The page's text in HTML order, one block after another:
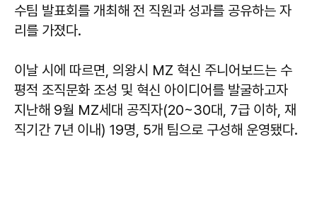
수팀 발표회를 개최해 전 직원과 성과를 공유하는 자
리를 가졌다.
이날 시에 따르면, 의왕시 MZ 혁신 주니어보드는 수
평적 조직문화 조성 및 혁신 아이디어를 발굴하고자
지난해 9월 MZ세대 공직자(20~30대, 7급 이하, 재
직기간 7년 이내) 19명, 5개 팀으로 구성해 운영됐다.